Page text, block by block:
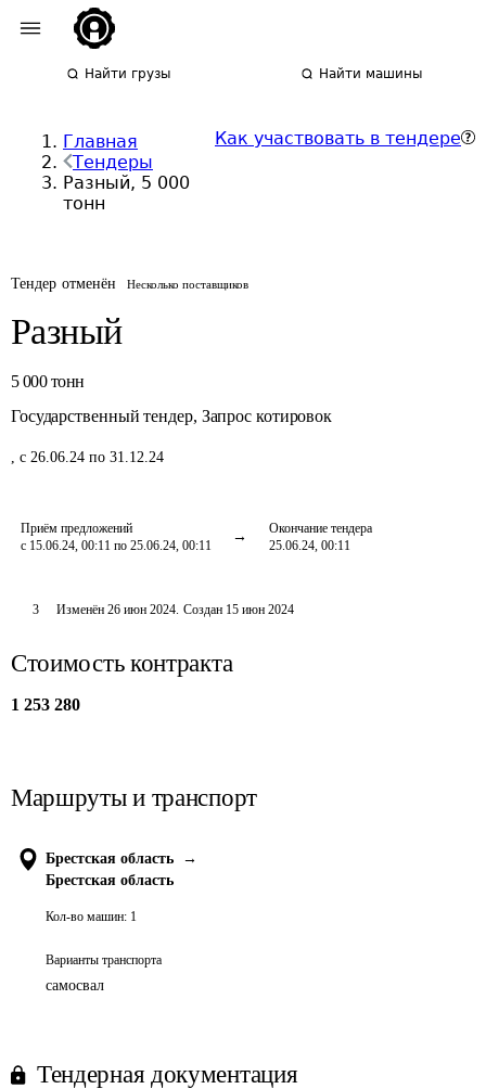
Найти грузы Найти машины
Главная
Тендеры
Разный, 5 000
тонн
Как участвовать в тендере
Тендер отменён Несколько поставщиков
Разный
5 000 тонн
Государственный тендер, Запрос котировок
, с 26.06.24 по 31.12.24
Приём предложений
с 15.06.24, 00:11 по 25.06.24, 00:11
Окончание тендера
25.06.24, 00:11
3 Изменён 26 июн 2024. Создан 15 июн 2024
Стоимость контракта
1 253 280
Маршруты и транспорт
Брестская область
→
Брестская область
Кол-во машин: 1
Варианты транспорта
самосвал
Тендерная документация